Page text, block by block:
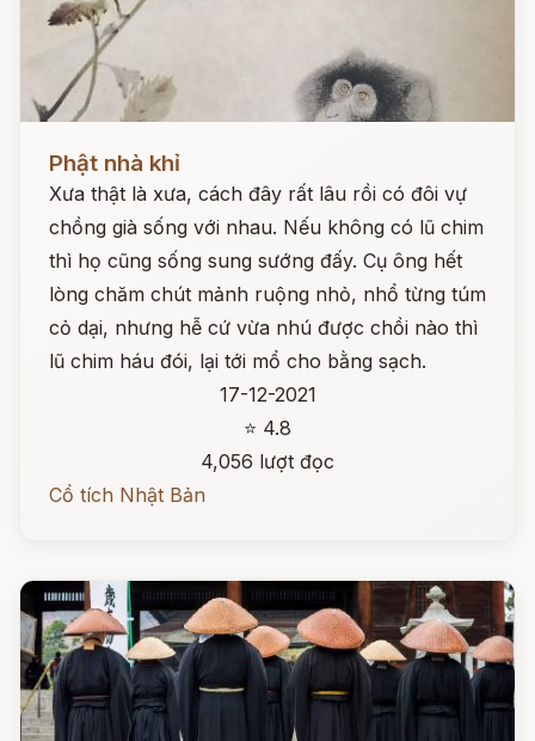
Phật nhà khỉ
Xưa thật là xưa, cách đây rất lâu rồi có đôi vự
chồng già sống với nhau. Nếu không có lũ chim
thì họ cũng sống sung sướng đấy. Cụ ông hết
lòng chăm chút mảnh ruộng nhỏ, nhổ từng túm
cỏ dại, nhưng hễ cứ vừa nhú được chồi nào thì
lũ chim háu đói, lại tới mổ cho bằng sạch.
17-12-2021
⭐ 4.8
4,056 lượt đọc
Cổ tích Nhật Bản